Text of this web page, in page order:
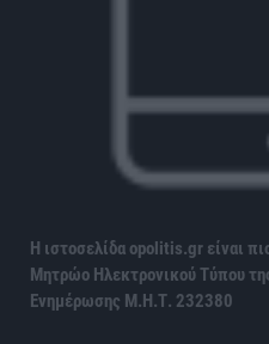
Η ιστοσελίδα opolitis.gr είναι
Μητρώο Ηλεκτρονικού Τύπου
Ενημέρωσης Μ.Η.Τ. 232380